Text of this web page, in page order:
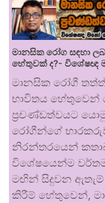
මානසික රෝග සඳහා
හේතුවක් ද?-
මානසික රෝගී
භාවිතය හේතුවෙන්
ප්‍රචණ්ඩත්වයට
රෝගීන්ගේ
නිරන්තරයෙන්
විශේෂයෙන්ම
මඟින් සිදුවන ඇතැම්
කිරීම් හේතුවෙන්,